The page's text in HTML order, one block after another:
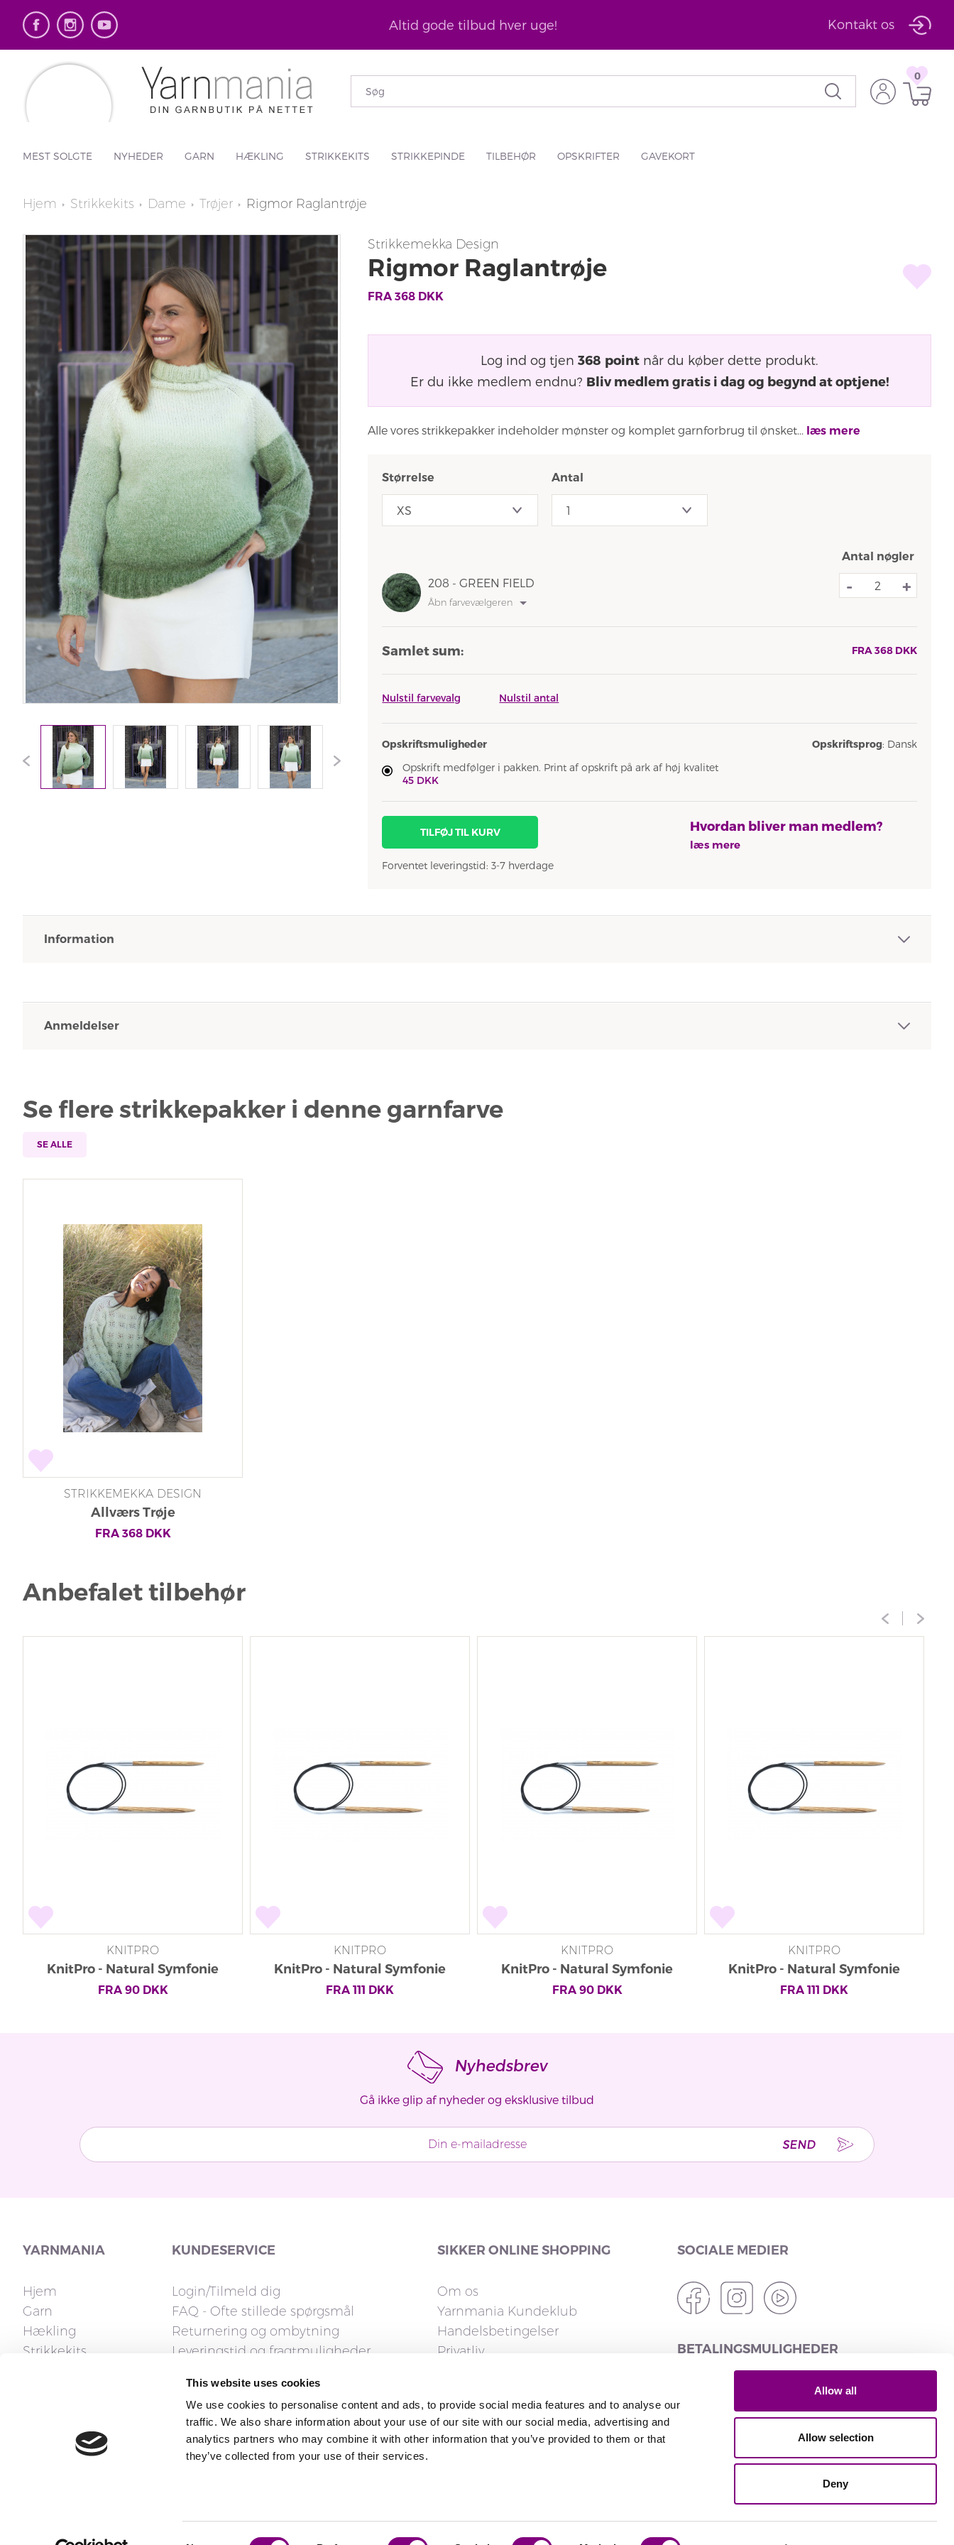
This website uses cookies
We use cookies to personalise content and ads, to provide social media features and to analyse our
traffic. We also share information about your use of our site with our social media, advertising and
analytics partners who may combine it with other information that you’ve provided to them or that
they’ve collected from your use of their services.
Allow all
Allow selection
Deny
Altid gode tilbud hver uge! Kontakt os
0
MEST SOLGTE NYHEDER GARN HÆKLING STRIKKEKITS STRIKKEPINDE TILBEHØR OPSKRIFTER GAVEKORT
Hjem Strikkekits Dame Trøjer Rigmor Raglantrøje
Strikkemekka Design
Rigmor Raglantrøje
FRA 368 DKK
Log ind og tjen368 point når du køber dette produkt.
Er du ikke medlem endnu? Bliv medlem gratis i dag og begynd at optjene!
Alle vores strikkepakker indeholder mønster og komplet garnforbrug til ønsket... læs mere
Størrelse Antal
Antal nøgler
208 - GREEN FIELD
Åbn farvevælgeren
- +
Samlet sum: FRA368DKK
Nulstil farvevalg Nulstil antal
Opskriftsmuligheder Opskriftsprog: Dansk
Opskrift medfølger i pakken. Print af opskrift på ark af høj kvalitet
45 DKK
TILFØJ TIL KURV
Forventet leveringstid: 3-7 hverdage
Hvordan bliver man medlem?
læs mere
Information
Anmeldelser
Se flere strikkepakker i denne garnfarve
SE ALLE
STRIKKEMEKKA DESIGN
Allværs Trøje
FRA 368DKK
Anbefalet tilbehør
KNITPRO
KnitPro - Natural Symfonie
Rundpinde
FRA 90DKK
KNITPRO
KnitPro - Natural Symfonie
Rundpinde
FRA 111 DKK
KNITPRO
KnitPro - Natural Symfonie
Rundpinde
FRA 90DKK
KNITPRO
KnitPro - Natural Symfonie
Rundpinde
FRA 111 DKK
Nyhedsbrev
Gå ikke glip af nyheder og eksklusive tilbud
SEND
YARNMANIA
Hjem
Garn
Hækling
Strikkekits
KUNDESERVICE
Login/Tilmeld dig
FAQ - Ofte stillede spørgsmål
Returnering og ombytning
Leveringstid og fragtmuligheder
Reklamation og fortrydelsesret
Kontakt os
SIKKER ONLINE SHOPPING
Om os
Yarnmania Kundeklub
Handelsbetingelser
Privatliv
SOCIALE MEDIER
BETALINGSMULIGHEDER
LEVERINGSMULIGHEDER
Copyright ® 2026 All rights reserved